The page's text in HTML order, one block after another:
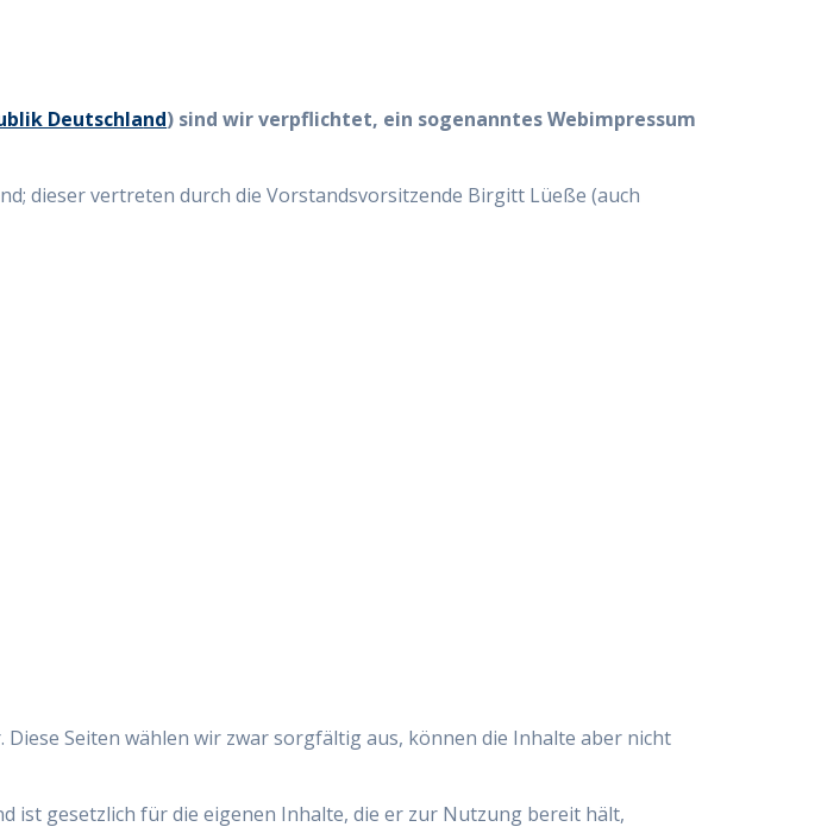
Deutschland) sind wir verpflichtet, ein sogenanntes Webimpressum
dieser vertreten durch die Vorstandsvorsitzende Birgitt Lüeße (auch
Seiten wählen wir zwar sorgfältig aus, können die Inhalte aber nicht
ist gesetzlich für die eigenen Inhalte, die er zur Nutzung bereit hält,